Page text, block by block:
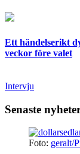
Ett händelserikt
veckor före valet
Intervju
Senaste
Foto: geralt/